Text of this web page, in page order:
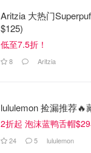
Aritzia 大热门
$125)
低至7.5折！
8 Aritzia
lululemon 捡漏推荐🔥
2折起 泡沫蓝鸭舌帽
24 5 lululemon